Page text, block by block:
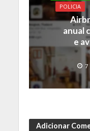
POLICIA
anual
e
7
Adicionar